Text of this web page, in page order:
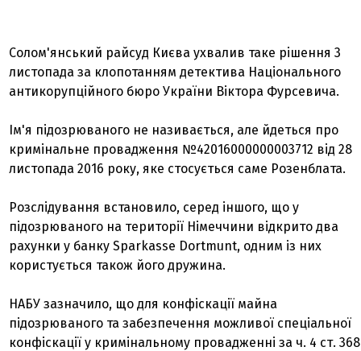
Солом'янський райсуд Києва ухвалив таке рішення 3
листопада за клопотанням детектива Національного
антикорупційного бюро України Віктора Фурсевича.
Ім'я підозрюваного не називається, але йдеться про
кримінальне провадження №42016000000003712 від 28
листопада 2016 року, яке стосується саме Розенблата.
Розслідування встановило, серед іншого, що у
підозрюваного на території Німеччини відкрито два
рахунки у банку Sparkasse Dortmunt, одним із них
користується також його дружина.
НАБУ зазначило, що для конфіскації майна
підозрюваного та забезпечення можливої спеціальної
конфіскації у кримінальному провадженні за ч. 4 ст. 368